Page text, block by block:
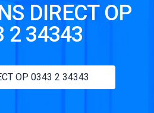
DIRECT OP
2 34343
OP 0343 2 34343